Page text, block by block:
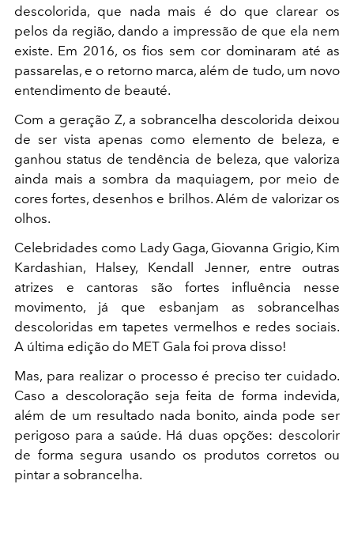
descolorida, que nada mais é do que clarear os
pelos da região, dando a impressão de que ela nem
existe. Em 2016, os fios sem cor dominaram até as
passarelas, e o retorno marca, além de tudo, um novo
entendimento de beauté.
Com a geração Z, a sobrancelha descolorida deixou
de ser vista apenas como elemento de beleza, e
ganhou status de tendência de beleza, que valoriza
ainda mais a sombra da maquiagem, por meio de
cores fortes, desenhos e brilhos. Além de valorizar os
olhos.
Celebridades como Lady Gaga, Giovanna Grigio, Kim
Kardashian, Halsey, Kendall Jenner, entre outras
atrizes e cantoras são fortes influência nesse
movimento, já que esbanjam as sobrancelhas
descoloridas em tapetes vermelhos e redes sociais.
A última edição do MET Gala foi prova disso!
Mas, para realizar o processo é preciso ter cuidado.
Caso a descoloração seja feita de forma indevida,
além de um resultado nada bonito, ainda pode ser
perigoso para a saúde. Há duas opções: descolorir
de forma segura usando os produtos corretos ou
pintar a sobrancelha.